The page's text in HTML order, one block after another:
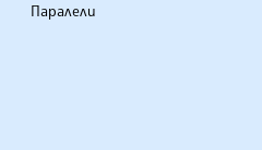
Паралели